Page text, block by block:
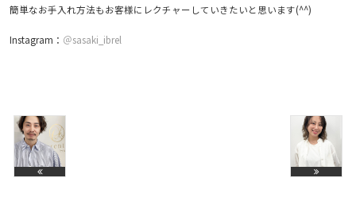
簡単なお手入れ方法もお客様にレクチャーしていきたいと思います(^^)
Instagram： ＠sasaki_ibrel